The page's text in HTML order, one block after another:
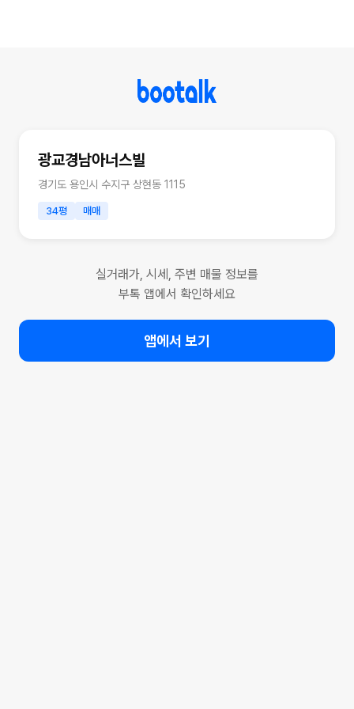
광교경남아너스빌
경기도 용인시 수지구 상현동 1115
34평 매매
실거래가, 시세, 주변 매물 정보를
부톡 앱에서 확인하세요
앱에서 보기